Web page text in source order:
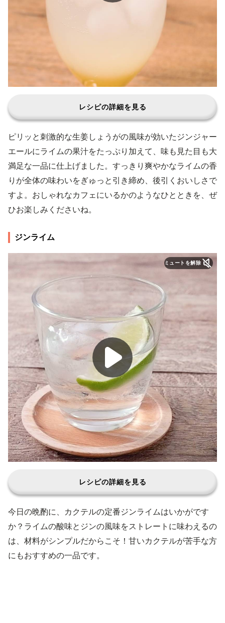
レシピの詳細を見る
ピリッと刺激的な生姜しょうがの風味が効いたジンジャー
エールにライムの果汁をたっぷり加えて、味も見た目も大
満足な一品に仕上げました。すっきり爽やかなライムの香
りが全体の味わいをぎゅっと引き締め、後引くおいしさで
すよ。おしゃれなカフェにいるかのようなひとときを、ぜ
ひお楽しみくださいね。
ジンライム
ミュートを解除
レシピの詳細を見る
今日の晩酌に、カクテルの定番ジンライムはいかがです
か？ライムの酸味とジンの風味をストレートに味わえるの
は、材料がシンプルだからこそ！甘いカクテルが苦手な方
にもおすすめの一品です。